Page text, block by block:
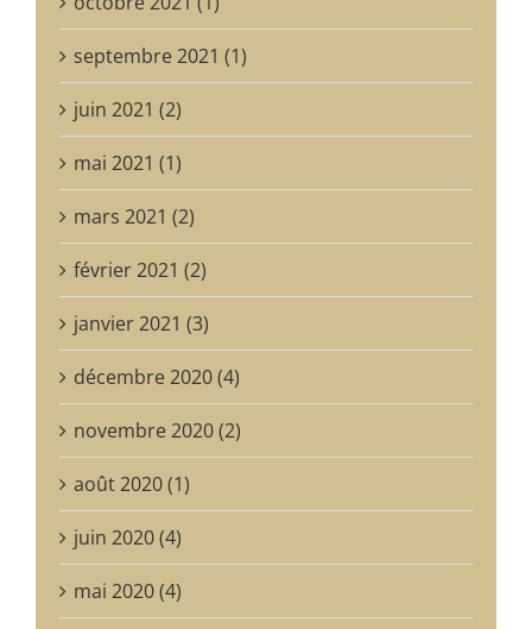
septembre 2021 (1)
juin 2021 (2)
mai 2021 (1)
mars 2021 (2)
février 2021 (2)
janvier 2021 (3)
décembre 2020 (4)
novembre 2020 (2)
août 2020 (1)
juin 2020 (4)
mai 2020 (4)